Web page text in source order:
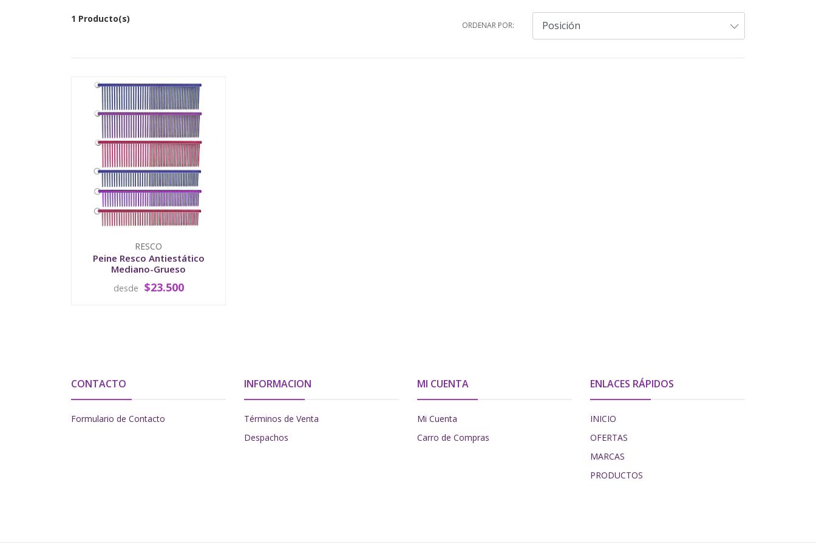
1 Producto(s)
ORDENAR POR:
RESCO
Peine Resco Antiestático
Mediano-Grueso
VER OPCIONES
desde $23.500
CONTACTO
Formulario de Contacto
INFORMACION
Términos de Venta
Despachos
MI CUENTA
Mi Cuenta
Carro de Compras
ENLACES RÁPIDOS
INICIO
OFERTAS
MARCAS
PRODUCTOS